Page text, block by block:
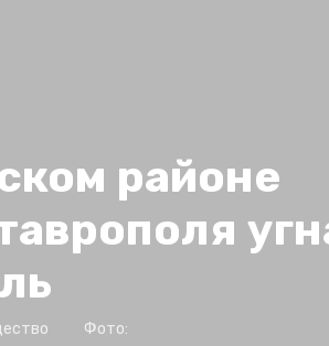
районе
Фото: